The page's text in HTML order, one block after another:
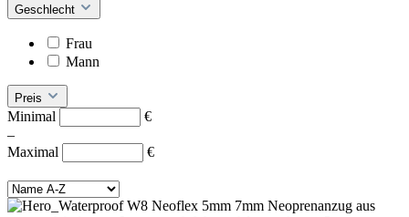
Geschlecht
Frau
Mann
Preis
Minimal
€
–
Maximal
€